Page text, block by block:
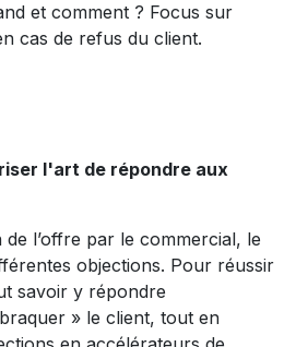
et comment ? Focus sur
cas de refus du client.
l'art de répondre aux
l’offre par le commercial, le
objections. Pour réussir
savoir y répondre
» le client, tout en